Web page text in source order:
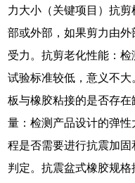
力大小（关键项目）抗
部或外部，如果剪力由
受力。抗剪老化性能：
试验标准较低，意义不
板与橡胶粘接的是否存
量：检测产品设计的弹
程是否需要进行抗震加
判定。抗震盆式橡胶规格